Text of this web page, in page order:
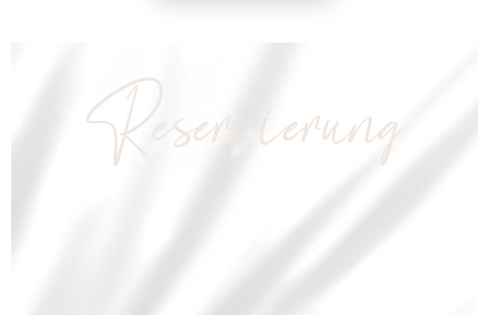
Reservierung